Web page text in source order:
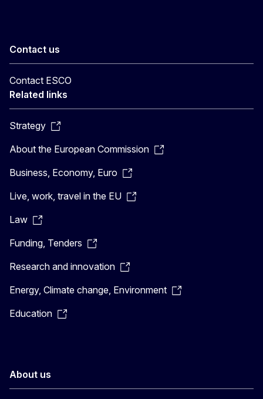
Contact us
Contact ESCO
Related links
Strategy
About the European Commission
Business, Economy, Euro
Live, work, travel in the EU
Law
Funding, Tenders
Research and innovation
Energy, Climate change, Environment
Education
About us